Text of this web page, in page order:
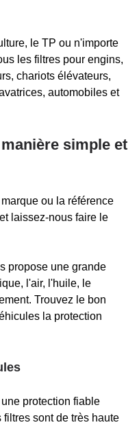
le TP ou n'importe
les filtres pour engins,
chariots élévateurs,
automobiles et
simple et
ou la référence
laissez-nous faire le
propose une grande
l'air, l'huile, le
Trouvez le bon
la protection
protection fiable
sont de très haute